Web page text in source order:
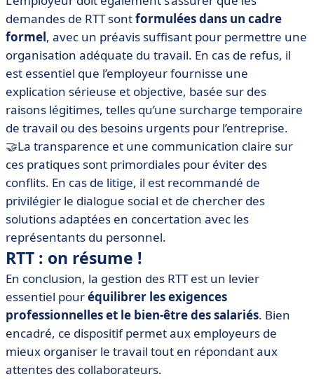
demandes de RTT sontformulées dans un cadre
formel, avec un préavis suffisant pour permettre une
organisation adéquate du travail. En cas de refus, il
est essentiel que l’employeur fournisse une
explication sérieuse et objective, basée sur des
raisons légitimes, telles qu’une surcharge temporaire
de travail ou des besoins urgents pour l’entreprise.
🤝La transparence et une communication claire sur
ces pratiques sont primordiales pour éviter des
conflits. En cas de litige, il est recommandé de
privilégier le dialogue social et de chercher des
solutions adaptées en concertation avec les
représentants du personnel.
RTT : on résume !
En conclusion, la gestion des RTT est un levier
essentiel pouréquilibrer les exigences
professionnelles et le bien-être des salariés. Bien
encadré, ce dispositif permet aux employeurs de
mieux organiser le travail tout en répondant aux
attentes des collaborateurs.